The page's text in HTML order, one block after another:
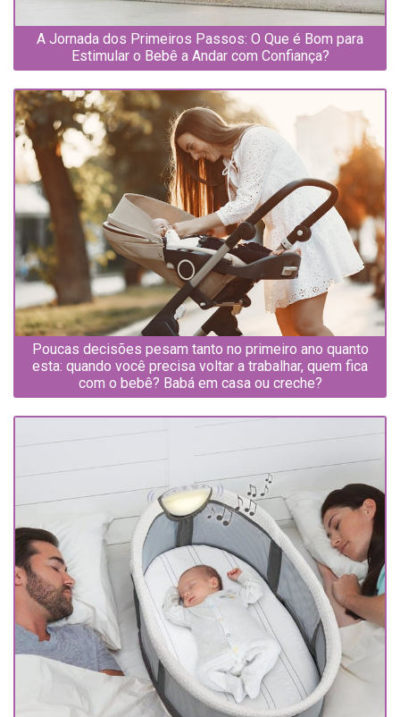
A Jornada dos Primeiros Passos: O Que é Bom para
Estimular o Bebê a Andar com Confiança?
Poucas decisões pesam tanto no primeiro ano quanto
esta: quando você precisa voltar a trabalhar, quem fica
com o bebê? Babá em casa ou creche?